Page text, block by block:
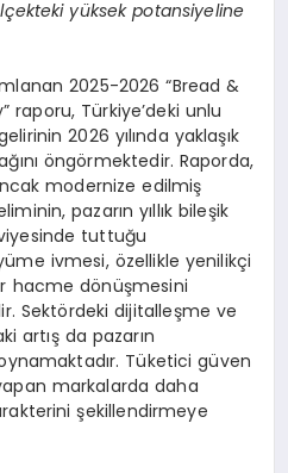
yüksek potansiyeline
2025-2026 “Bread &
raporu, Türkiye’deki unlu
2026 yılında yaklaşık
öngörmektedir. Raporda,
modernize edilmiş
pazarın yıllık bileşik
tuttuğu
ivmesi, özellikle yenilikçi
hacme dönüşmesini
Sektördeki dijitalleşme ve
artış da pazarın
Tüketici güven
markalarda daha
şekillendirmeye